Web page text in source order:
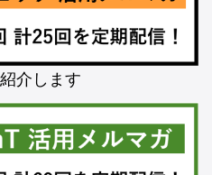
介します